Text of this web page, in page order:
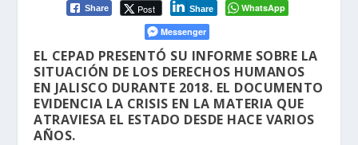
Share Post Share
WhatsApp
Messenger
EL CEPAD PRESENTÓ SU INFORME SOBRE LA
SITUACIÓN DE LOS DERECHOS HUMANOS
EN JALISCO DURANTE 2018. EL DOCUMENTO
EVIDENCIA LA CRISIS EN LA MATERIA QUE
ATRAVIESA EL ESTADO DESDE HACE VARIOS
AÑOS.